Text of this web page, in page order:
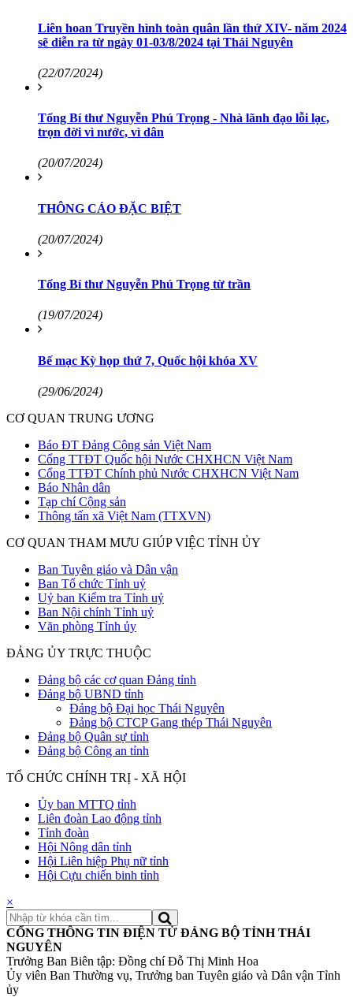
Liên hoan Truyền hình toàn quân lần thứ XIV- năm 2024
sẽ diễn ra từ ngày 01-03/8/2024 tại Thái Nguyên
(22/07/2024)
Tổng Bí thư Nguyễn Phú Trọng - Nhà lãnh đạo lỗi lạc,
trọn đời vì nước, vì dân
(20/07/2024)
THÔNG CÁO ĐẶC BIỆT
(20/07/2024)
Tổng Bí thư Nguyễn Phú Trọng từ trần
(19/07/2024)
Bế mạc Kỳ họp thứ 7, Quốc hội khóa XV
(29/06/2024)
CƠ QUAN TRUNG ƯƠNG
Báo ĐT Đảng Cộng sản Việt Nam
Cổng TTĐT Quốc hội Nước CHXHCN Việt Nam
Cổng TTĐT Chính phủ Nước CHXHCN Việt Nam
Báo Nhân dân
Tạp chí Cộng sản
Thông tấn xã Việt Nam (TTXVN)
CƠ QUAN THAM MƯU GIÚP VIỆC TỈNH ỦY
Ban Tuyên giáo và Dân vận
Ban Tổ chức Tỉnh uỷ
Uỷ ban Kiểm tra Tỉnh uỷ
Ban Nội chính Tỉnh uỷ
Văn phòng Tỉnh ủy
ĐẢNG ỦY TRỰC THUỘC
Đảng bộ các cơ quan Đảng tỉnh
Đảng bộ UBND tỉnh
Đảng bộ Đại học Thái Nguyên
Đảng bộ CTCP Gang thép Thái Nguyên
Đảng bộ Quân sự tỉnh
Đảng bộ Công an tỉnh
TỔ CHỨC CHÍNH TRỊ - XÃ HỘI
Ủy ban MTTQ tỉnh
Liên đoàn Lao động tỉnh
Tỉnh đoàn
Hội Nông dân tỉnh
Hội Liên hiệp Phụ nữ tỉnh
Hội Cựu chiến binh tỉnh
×
CỔNG THÔNG TIN ĐIỆN TỬ ĐẢNG BỘ TỈNH THÁI
NGUYÊN
Trưởng Ban Biên tập: Đồng chí Đỗ Thị Minh Hoa
Ủy viên Ban Thường vụ, Trưởng ban Tuyên giáo và Dân vận Tỉnh
ủy